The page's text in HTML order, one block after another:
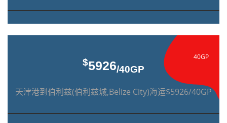
40GP
$5926/40GP
天津港到伯利兹(伯利兹城,Belize City)海运$5926/40GP